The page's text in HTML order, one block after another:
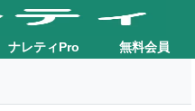
ナレティPro 無料会員